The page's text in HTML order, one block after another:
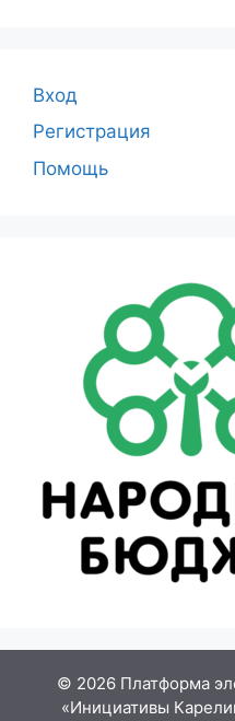
Вход
Регистрация
Помощь
© 2026 Платформа
«Инициативы